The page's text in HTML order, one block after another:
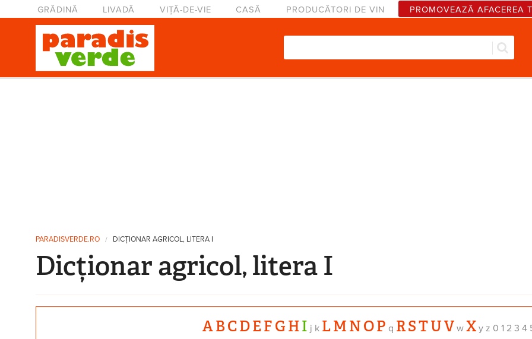
Mergi la conţinutul principal
Meniu principal
GRĂDINĂ LIVADĂ VIȚĂ-DE-VIE CASĂ PRODUCĂTORI DE VIN PROMOVEAZĂ AFACEREA
Formular de căutare
Eşti aici
PARADISVERDE.RO DICȚIONAR AGRICOL, LITERA I
Dicționar agricol, litera I
ABCDEFGHI j k LMNOP q RSTUV w Xy z 0 1 2 3 4